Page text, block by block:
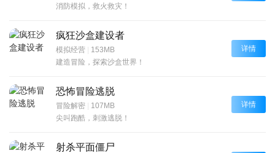
消防模拟，救火救灾！
疯狂沙盒建设者
模拟经营 | 153MB
建造冒险，探索沙盒世界！
详情
恐怖冒险逃脱
冒险解密 | 107MB
尖叫跑酷，刺激逃脱！
详情
射杀平面僵尸